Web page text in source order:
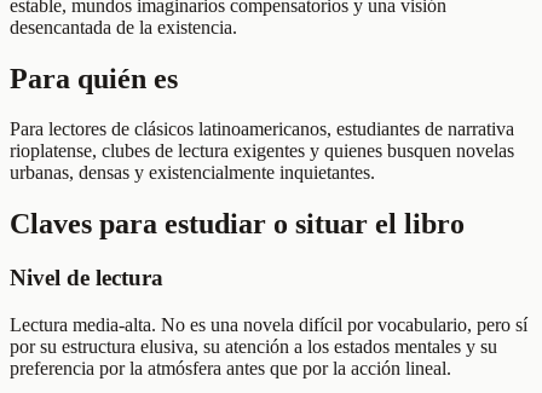
estable, mundos imaginarios compensatorios y una visión
desencantada de la existencia.
Para quién es
Para lectores de clásicos latinoamericanos, estudiantes de narrativa
rioplatense, clubes de lectura exigentes y quienes busquen novelas
urbanas, densas y existencialmente inquietantes.
Claves para estudiar o situar el libro
Nivel de lectura
Lectura media-alta. No es una novela difícil por vocabulario, pero sí
por su estructura elusiva, su atención a los estados mentales y su
preferencia por la atmósfera antes que por la acción lineal.